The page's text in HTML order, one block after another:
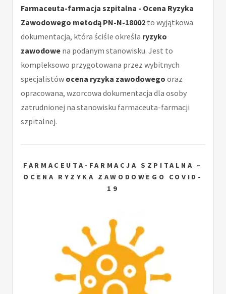
Farmaceuta-farmacja szpitalna - Ocena Ryzyka
Zawodowego metodą PN-N-18002 to wyjątkowa
dokumentacja, która ściśle określa ryzyko
zawodowe na podanym stanowisku. Jest to
kompleksowo przygotowana przez wybitnych
specjalistów ocena ryzyka zawodowego oraz
opracowana, wzorcowa dokumentacja dla osoby
zatrudnionej na stanowisku farmaceuta-farmacji
szpitalnej.
FARMACEUTA-FARMACJA SZPITALNA –
OCENA RYZYKA ZAWODOWEGO COVID-
19